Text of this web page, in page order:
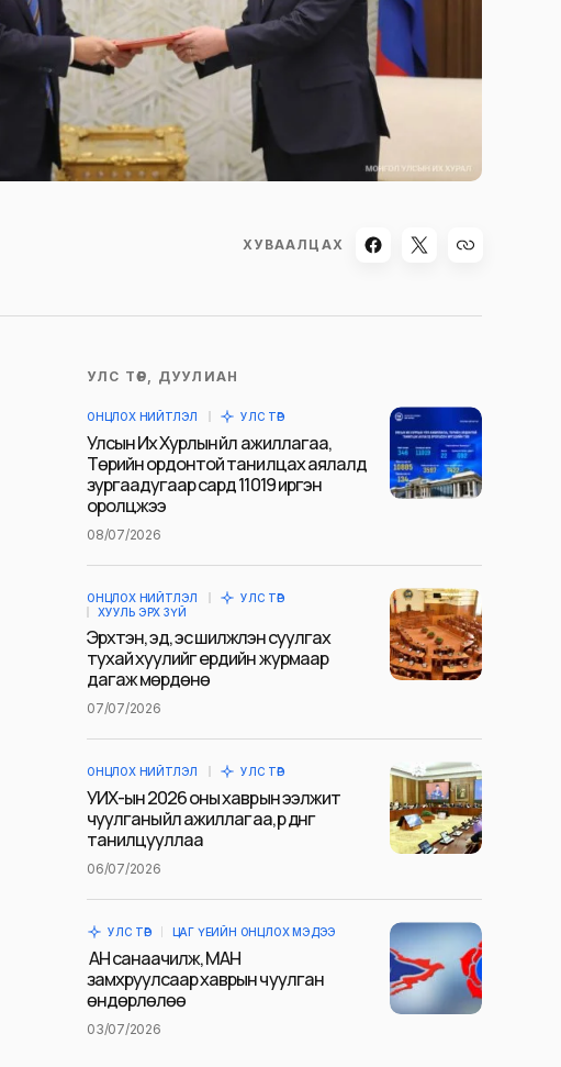
ХУВААЛЦАХ
УЛС ТӨР, ДУУЛИАН
ОНЦЛОХ НИЙТЛЭЛ УЛС ТӨР
Улсын Их Хурлын үйл ажиллагаа,
Төрийн ордонтой танилцах аялалд
зургаадугаар сард 11019 иргэн
оролцжээ
08/07/2026
ОНЦЛОХ НИЙТЛЭЛ
УЛС ТӨР
ХУУЛЬ ЭРХ ЗҮЙ
Эрхтэн, эд, эс шилжүүлэн суулгах
тухай хуулийг ердийн журмаар
дагаж мөрдөнө
07/07/2026
ОНЦЛОХ НИЙТЛЭЛ УЛС ТӨР
УИХ-ын 2026 оны хаврын ээлжит
чуулганы үйл ажиллагаа, үр дүнг
танилцууллаа
06/07/2026
УЛС ТӨР ЦАГ ҮЕИЙН ОНЦЛОХ МЭДЭЭ
АН санаачилж, МАН
замхруулсаар хаврын чуулган
өндөрлөлөө
03/07/2026